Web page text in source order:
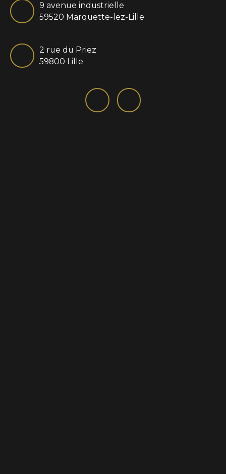
9 avenue industrielle
59520 Marquette-lez-Lille
2 rue du Priez
59800 Lille